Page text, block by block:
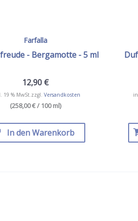
Farfalla
- Bergamotte - 5 ml
12,90 €
19 % MwSt.zzgl. Versandkosten
(258,00 € / 100 ml)
In den Warenkorb